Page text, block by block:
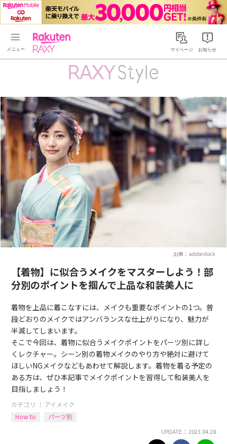
Rakuten RAXYマイページ お知らせ
出典：adobestock
【着物】に似合うメイクをマスターしよう！部
分別のポイントを掴んで上品な和装美人に
着物を上品に着こなすには、メイクも重要なポイントの1つ。普
段どおりのメイクではアンバランスな仕上がりになり、魅力が
半減してしまいます。
そこで今回は、着物に似合うメイクポイントをパーツ別に詳し
くレクチャー。シーン別の着物メイクのやり方や絶対に避けて
ほしいNGメイクなどもあわせて解説します。着物を着る予定の
ある方は、ぜひ本記事でメイクポイントを習得して和装美人を
目指しましょう！
カテゴリ ｜ アイメイク
How to
パーツ別
UPDATE： 2023.04.28